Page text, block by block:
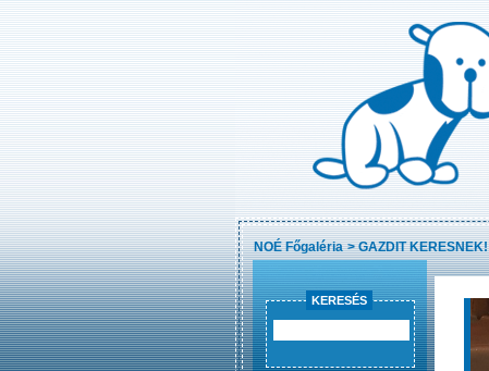
NOÉ Főgaléria >GAZDIT KERESNEK!
KERESÉS